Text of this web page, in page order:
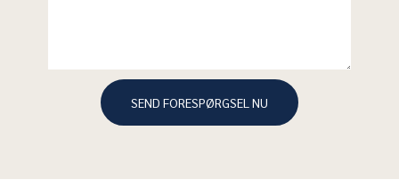
SEND FORESPØRGSEL NU